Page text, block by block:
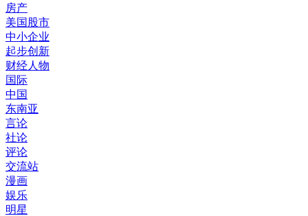
房产
美国股市
中小企业
起步创新
财经人物
国际
中国
东南亚
言论
社论
评论
交流站
漫画
娱乐
明星